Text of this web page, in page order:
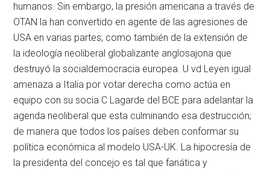
humanos. Sin embargo, la presión americana a través de
OTAN la han convertido en agente de las agresiones de
USA en varias partes; como también de la extensión de
la ideología neoliberal globalizante anglosajona que
destruyó la socialdemocracia europea. U vd Leyen igual
amenaza a Italia por votar derecha como actúa en
equipo con su socia C Lagarde del BCE para adelantar la
agenda neoliberal que esta culminando esa destrucción;
de manera que todos los países deben conformar su
política económica al modelo USA-UK. La hipocresía de
la presidenta del concejo es tal que fanática y